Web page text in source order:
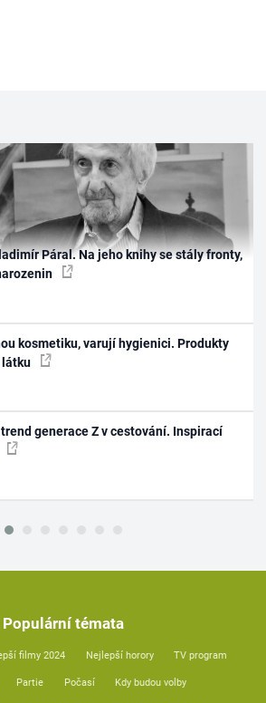
Páral. Na jeho knihy se stály fronty,
kosmetiku, varují hygienici. Produkty
látku
generace Z v cestování. Inspirací
Populární témata
filmy 2024 Nejlepší horory TV program
Partie Počasí Kdy budou volby